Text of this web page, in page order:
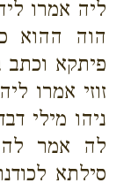
ליה אמרו
הוה ההוא
פיתקא
זוזי אמרו
ניהו מילי
לה אמר
סילתא